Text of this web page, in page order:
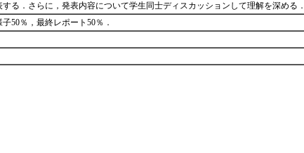
る．さらに，発表内容について学生同士ディスカッションして理解を深める
50％，最終レポート50％．